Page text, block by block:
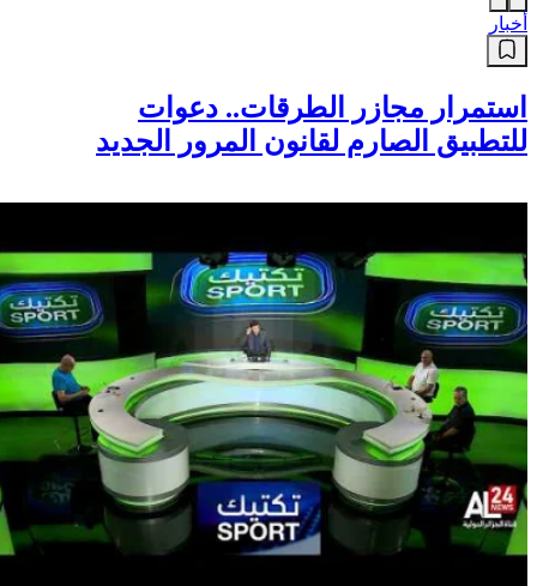
أخبار
استمرار مجازر الطرقات.. دعوات
للتطبيق الصارم لقانون المرور الجديد